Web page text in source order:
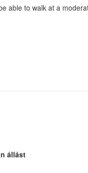
able to walk at a
állást